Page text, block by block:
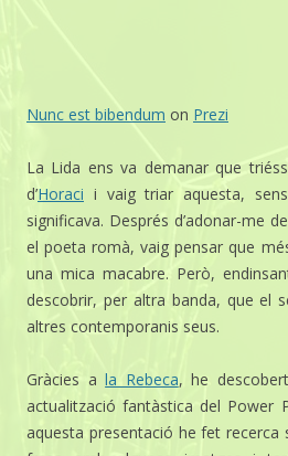
Nunc est bibendum on Prezi
La Lida ens va demanar que
d’Horaci i vaig triar aquesta,
significava. Després d’adonar-me
el poeta romà, vaig pensar que
una mica macabre. Però,
descobrir, per altra banda, que el
altres contemporanis seus.
Gràcies ala Rebeca, he
actualització fantàstica del Power
aquesta presentació he fet recerca